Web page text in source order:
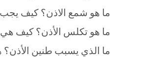
ما هو شمع الاذن؟ كيف يجب
ما هو تكلس الأذن؟ كيف هي
ما الذي يسبب طنين